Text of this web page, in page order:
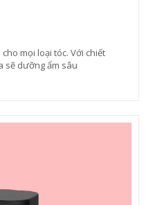
mọi loại tóc. Với chiết
sẽ dưỡng ẩm sâu